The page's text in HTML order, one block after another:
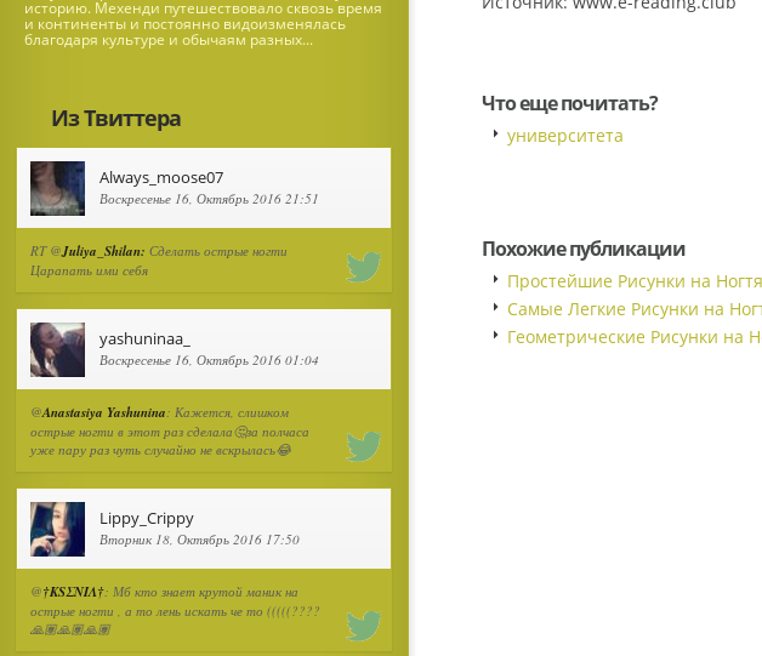
историю. Мехенди путешествовало сквозь время
и континенты и постоянно видоизменялась
благодаря культуре и обычаям разных...
Из Твиттера
Always_moose07
Воскресенье 16, Октябрь 2016 21:51
RT @Juliya_Shilan: Сделать острые ногти
Царапать ими себя
yashuninaa_
Воскресенье 16, Октябрь 2016 01:04
@Anastasiya Yashunina: Кажется, слишком
острые ногти в этот раз сделала🤔за полчаса
уже пару раз чуть случайно не вскрылась😂
Lippy_Crippy
Вторник 18, Октябрь 2016 17:50
@†ΚSΣΝΙΛ†: Мб кто знает крутой маник на
острые ногти , а то лень искать че то (((((????
🙏🏽🙏🏽🙏🏽
Что еще почитать?
университета
Похожие публикации
Простейшие Рисунки на
Самые Легкие Рисунки на
Геометрические Рисунки на